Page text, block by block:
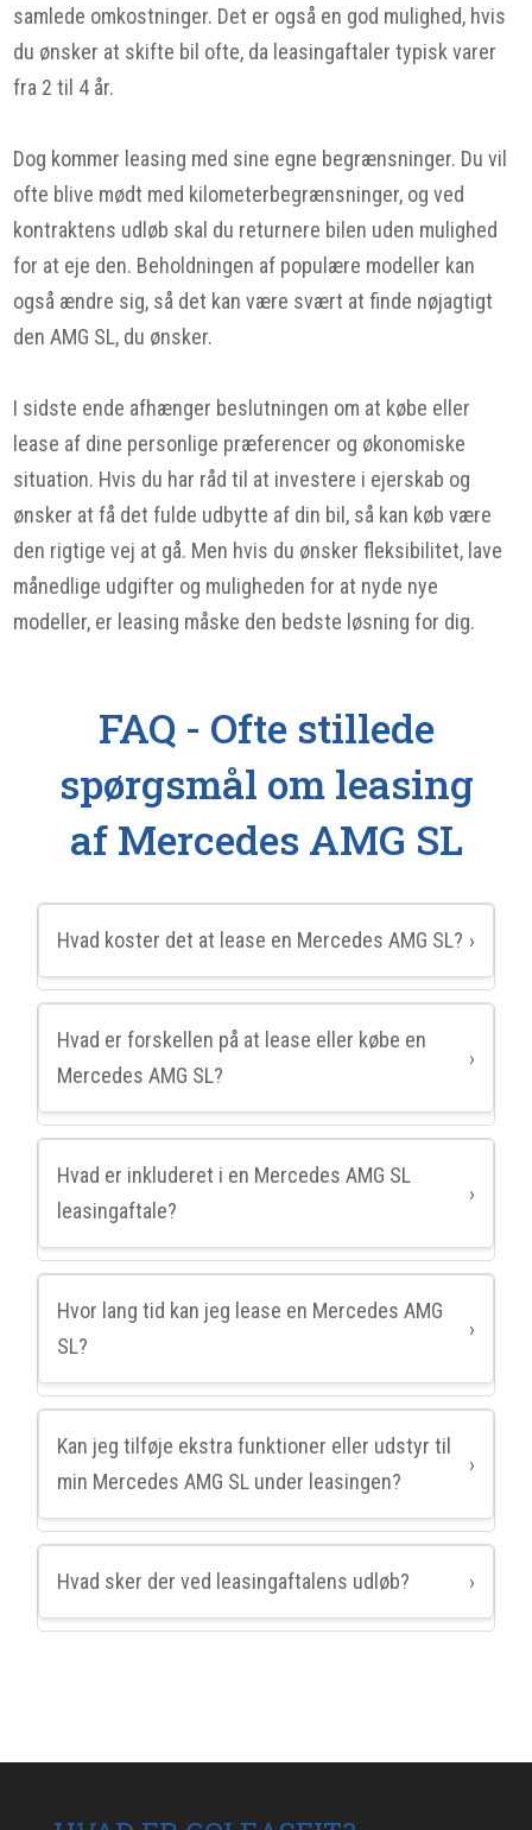
samlede omkostninger. Det er også en god mulighed, hvis
du ønsker at skifte bil ofte, da leasingaftaler typisk varer
fra 2 til 4 år.
Dog kommer leasing med sine egne begrænsninger. Du vil
ofte blive mødt med kilometerbegrænsninger, og ved
kontraktens udløb skal du returnere bilen uden mulighed
for at eje den. Beholdningen af ​​populære modeller kan
også ændre sig, så det kan være svært at finde nøjagtigt
den AMG SL, du ønsker.
I sidste ende afhænger beslutningen om at købe eller
lease af dine personlige præferencer og økonomiske
situation. Hvis du har råd til at investere i ejerskab og
ønsker at få det fulde udbytte af din bil, så kan køb være
den rigtige vej at gå. Men hvis du ønsker fleksibilitet, lave
månedlige udgifter og muligheden for at nyde nye
modeller, er leasing måske den bedste løsning for dig.
FAQ - Ofte stillede
spørgsmål om leasing
af Mercedes AMG SL
Hvad koster det at lease en Mercedes AMG SL? ›
Hvad er forskellen på at lease eller købe en
Mercedes AMG SL?
›
Hvad er inkluderet i en Mercedes AMG SL
leasingaftale?
›
Hvor lang tid kan jeg lease en Mercedes AMG
SL?
›
Kan jeg tilføje ekstra funktioner eller udstyr til
min Mercedes AMG SL under leasingen?
›
Hvad sker der ved leasingaftalens udløb? ›